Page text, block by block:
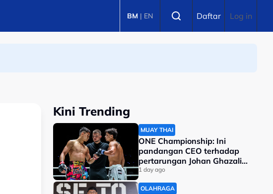
BM | EN Daftar Log in
Kini Trending
MUAY THAI
ONE Championship: Ini
pandangan CEO terhadap
pertarungan Johan Ghazali-
Ramadan Ondash
1 day ago
OLAHRAGA